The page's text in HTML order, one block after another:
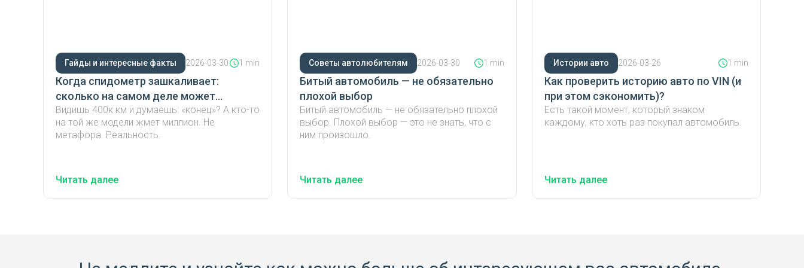
Гайды и интересные факты 2026-03-30 1 min
Когда спидометр зашкаливает:
сколько на самом деле может
проехать автомобиль?
Видишь 400к км и думаешь: «конец»? А кто-то
на той же модели жмет миллион. Не
метафора. Реальность.
Читать далее
Советы автолюбителям 2026-03-30 1 min
Битый автомобиль — не обязательно
плохой выбор
Битый автомобиль — не обязательно плохой
выбор. Плохой выбор — это не знать, что с
ним произошло.
Читать далее
Истории авто 2026-03-26 1 min
Как проверить историю авто по VIN (и
при этом сэкономить)?
Есть такой момент, который знаком
каждому, кто хоть раз покупал автомобиль.
Читать далее